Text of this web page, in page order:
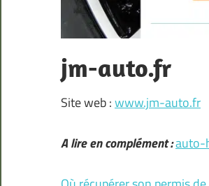
jm-auto.fr
Site web :www.jm-auto.fr
A lire en complément :auto-